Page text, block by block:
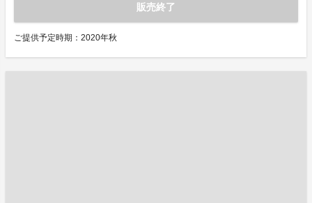
販売終了
ご提供予定時期：2020年秋